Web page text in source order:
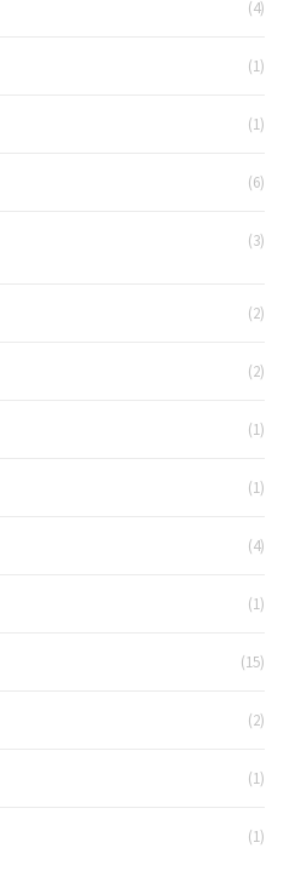
(4)
(1)
(1)
(6)
(3)
(2)
(2)
(1)
(1)
(4)
(1)
(15)
(2)
(1)
(1)